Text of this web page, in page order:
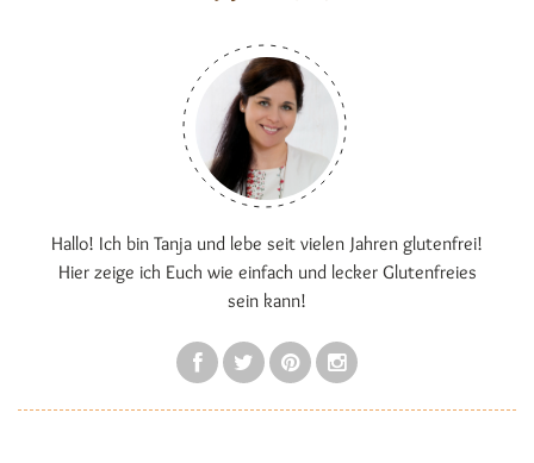
Hallo! Ich bin Tanja und lebe seit vielen Jahren glutenfrei!
Hier zeige ich Euch wie einfach und lecker Glutenfreies
sein kann!